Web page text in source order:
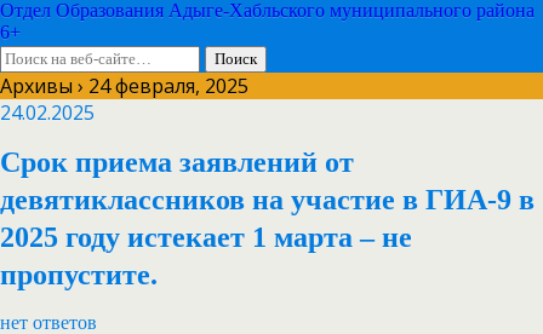
Отдел Образования Адыге-Хабльского муниципального района
6+
Архивы › 24 февраля, 2025
24.02.2025
Срок приема заявлений от
девятиклассников на участие в ГИА-9 в
2025 году истекает 1 марта – не
пропустите.
нет ответов